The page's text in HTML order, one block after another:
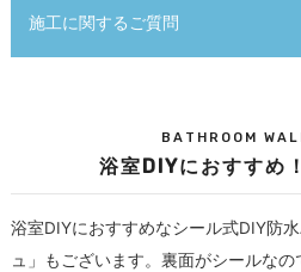
施工に関するご質問
BATHROOM
浴室DIYにおすすめ
浴室DIYにおすすめなシール式DIY防
ュ」もございます。裏面がシールな